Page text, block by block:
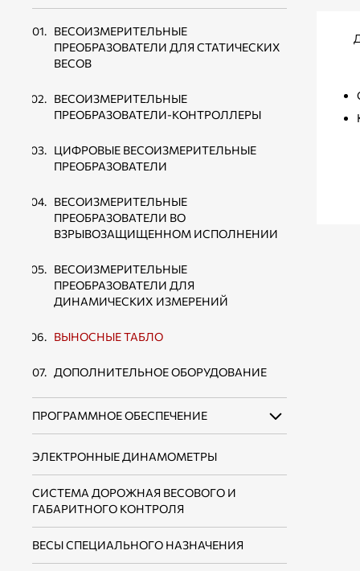
СЫПУЧИХ ПРОДУКТОВ В МЯГКИЕ
КОНТЕЙНЕРЫ БИГ-БЭГ
КАРТОННЫЕ КОРОБКИ
ПЕРЕДВИЖНЫЕ
ТЕНЗОДАТЧИКИ ТИПА «SINGLE POINT»
ТЕНЗОДАТЧИКИ СЖАТИЯ
МЕМБРАННОГО ТИПА
ТЕНЗОДАТЧИКИ СЖАТИЯ ТИПА
КОЛОННА
ТЕНЗОДАТЧИКИ РАСТЯЖЕНИЯ-СЖАТИЯ
КРАНОВЫХ ВЕСОВ
ВЕСОИЗМЕРИТЕЛЬНЫЕ
ПРЕОБРАЗОВАТЕЛИ ДЛЯ СТАТИЧЕСКИХ
ВЕСОВ
ВЕСОИЗМЕРИТЕЛЬНЫЕ
ПРЕОБРАЗОВАТЕЛИ-КОНТРОЛЛЕРЫ
ЦИФРОВЫЕ ВЕСОИЗМЕРИТЕЛЬНЫЕ
ПРЕОБРАЗОВАТЕЛИ
ВЕСОИЗМЕРИТЕЛЬНЫЕ
ПРЕОБРАЗОВАТЕЛИ ВО
ВЗРЫВОЗАЩИЩЕННОМ ИСПОЛНЕНИИ
ВЕСОИЗМЕРИТЕЛЬНЫЕ
ПРЕОБРАЗОВАТЕЛИ ДЛЯ
ДИНАМИЧЕСКИХ ИЗМЕРЕНИЙ
ВЫНОСНЫЕ ТАБЛО
ДОПОЛНИТЕЛЬНОЕ ОБОРУДОВАНИЕ
ПРОГРАММНОЕ ОБЕСПЕЧЕНИЕ
ПО ДЛЯ ЭЛЕКТРОННЫХ ВЕСОВ И
ДОЗАТОРОВ
ПО ДЛЯ ИНТЕГРАЦИИ В СИСТЕМЫ
УЧЕТА И АСУ ТП
ЭЛЕКТРОННЫЕ ДИНАМОМЕТРЫ
СИСТЕМА ДОРОЖНАЯ ВЕСОВОГО И
ГАБАРИТНОГО КОНТРОЛЯ
ВЕСЫ СПЕЦИАЛЬНОГО НАЗНАЧЕНИЯ